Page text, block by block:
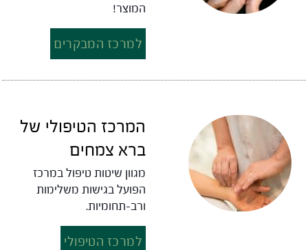
המוצר!
למרכז המבקרים
המרכז הטיפולי של
ברא צמחים
מגוון שיטות טיפול במרכז
הפועל בגישות משלימות
ורב-תחומיות.
למרכז הטיפולי